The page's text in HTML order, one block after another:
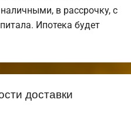
в рассрочку, с
Ипотека будет
доставки